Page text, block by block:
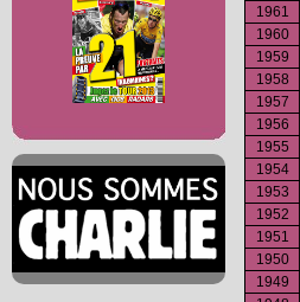
1961
1960
1959
1958
1957
1956
1955
1954
1953
1952
1951
1950
1949